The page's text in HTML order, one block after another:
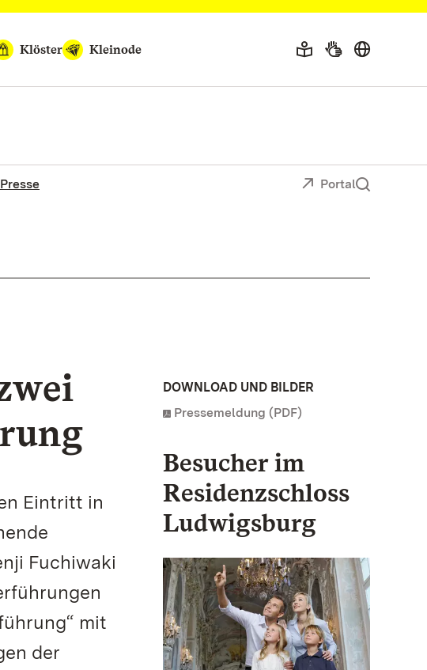
Klöster Kleinode
Presse Portal
Eintritt in
Fuchiwaki
mit
der
DOWNLOAD UND BILDER
Pressemeldung (PDF)
Besucher im
Residenzschloss
Ludwigsburg